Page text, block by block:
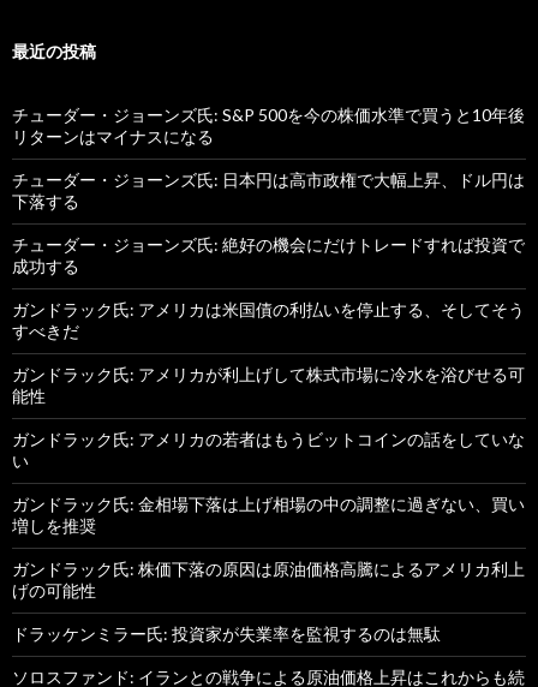
最近の投稿
チューダー・ジョーンズ氏: S&P 500を今の株価水準で買うと10年後
リターンはマイナスになる
チューダー・ジョーンズ氏: 日本円は高市政権で大幅上昇、ドル円は
下落する
チューダー・ジョーンズ氏: 絶好の機会にだけトレードすれば投資で
成功する
ガンドラック氏: アメリカは米国債の利払いを停止する、そしてそう
すべきだ
ガンドラック氏: アメリカが利上げして株式市場に冷水を浴びせる可
能性
ガンドラック氏: アメリカの若者はもうビットコインの話をしていな
い
ガンドラック氏: 金相場下落は上げ相場の中の調整に過ぎない、買い
増しを推奨
ガンドラック氏: 株価下落の原因は原油価格高騰によるアメリカ利上
げの可能性
ドラッケンミラー氏: 投資家が失業率を監視するのは無駄
ソロスファンド: イランとの戦争による原油価格上昇はこれからも続